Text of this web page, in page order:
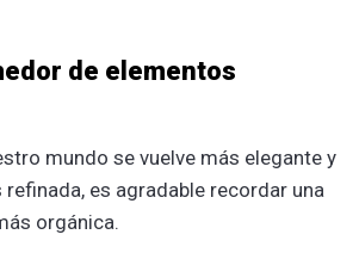
de elementos
mundo se vuelve más elegante y
es agradable recordar una
orgánica.